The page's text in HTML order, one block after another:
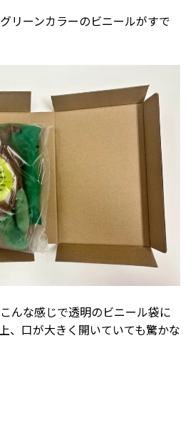
リーンカラーのビニールがすで
んな感じで透明のビニール袋に
、口が大きく開いていても驚かな